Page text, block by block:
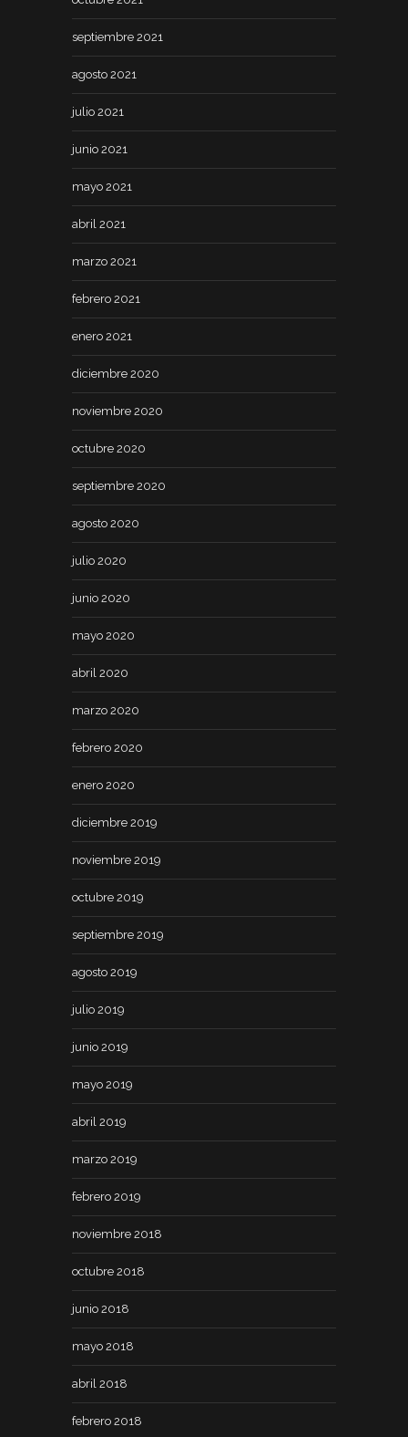
septiembre 2021
agosto 2021
julio 2021
junio 2021
mayo 2021
abril 2021
marzo 2021
febrero 2021
enero 2021
diciembre 2020
noviembre 2020
octubre 2020
septiembre 2020
agosto 2020
julio 2020
junio 2020
mayo 2020
abril 2020
marzo 2020
febrero 2020
enero 2020
diciembre 2019
noviembre 2019
octubre 2019
septiembre 2019
agosto 2019
julio 2019
junio 2019
mayo 2019
abril 2019
marzo 2019
febrero 2019
noviembre 2018
octubre 2018
junio 2018
mayo 2018
abril 2018
febrero 2018